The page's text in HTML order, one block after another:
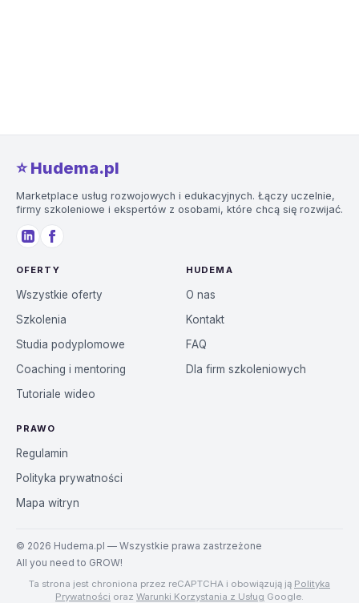
⭐️ Hudema.pl
Marketplace usług rozwojowych i edukacyjnych. Łączy uczelnie,
firmy szkoleniowe i ekspertów z osobami, które chcą się rozwijać.
OFERTY
Wszystkie oferty
Szkolenia
Studia podyplomowe
Coaching i mentoring
Tutoriale wideo
HUDEMA
O nas
Kontakt
FAQ
Dla firm szkoleniowych
PRAWO
Regulamin
Polityka prywatności
Mapa witryn
© 2026 Hudema.pl — Wszystkie prawa zastrzeżone
All you need to GROW!
Ta strona jest chroniona przez reCAPTCHA i obowiązują ją Polityka
Prywatności oraz Warunki Korzystania z Usług Google.